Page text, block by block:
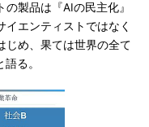
製品は『AIの民主化』
エンティストではなく
じめ、果ては世界の全て
る。